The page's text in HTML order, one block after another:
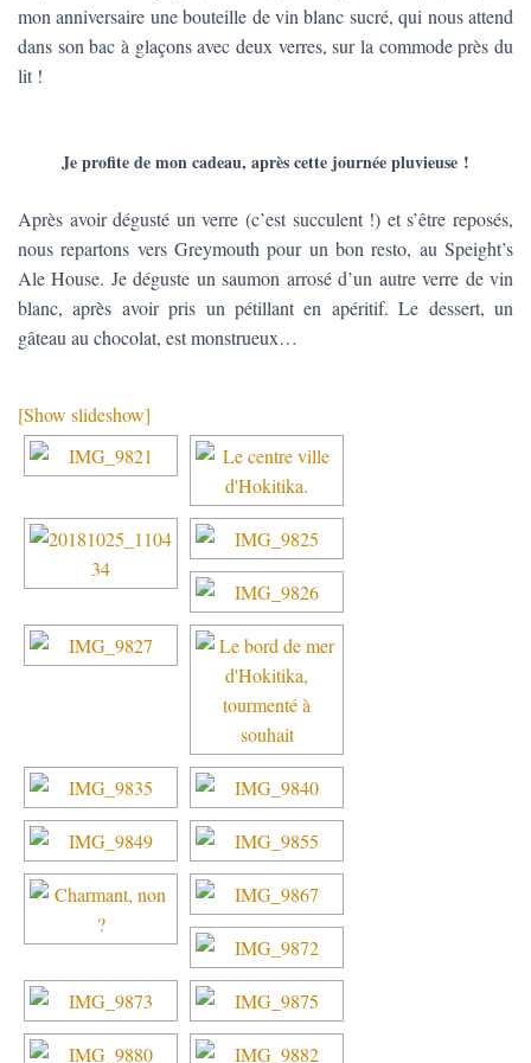
mon anniversaire une bouteille de vin blanc sucré, qui nous attend
dans son bac à glaçons avec deux verres, sur la commode près du
lit !
Je profite de mon cadeau, après cette journée pluvieuse !
Après avoir dégusté un verre (c’est succulent !) et s’être reposés,
nous repartons vers Greymouth pour un bon resto, au Speight’s
Ale House. Je déguste un saumon arrosé d’un autre verre de vin
blanc, après avoir pris un pétillant en apéritif. Le dessert, un
gâteau au chocolat, est monstrueux…
[Show slideshow]